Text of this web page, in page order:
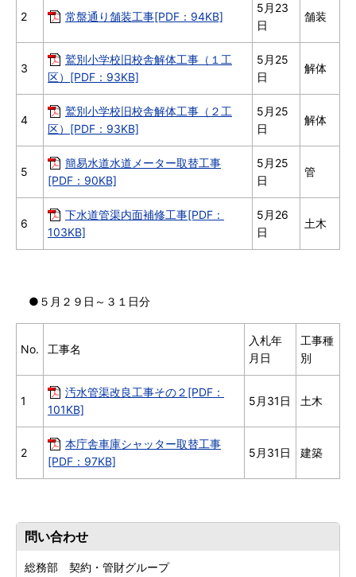
2 常盤通り舗装工事[PDF：94KB]
5月23
日
舗装
3
鷲別小学校旧校舎解体工事（１工
区）[PDF：93KB]
5月25
日
解体
4
鷲別小学校旧校舎解体工事（２工
区）[PDF：93KB]
5月25
日
解体
5
簡易水道水道メーター取替工事
[PDF：90KB]
5月25
日
管
6
下水道管渠内面補修工事[PDF：
103KB]
5月26
日
土木
●５月２９日～３１日分
No. 工事名
入札年
月日
工事種
別
1
汚水管渠改良工事その２[PDF：
101KB]
5月31日 土木
2
本庁舎車庫シャッター取替工事
[PDF：97KB]
5月31日 建築
問い合わせ
総務部 契約・管財グループ